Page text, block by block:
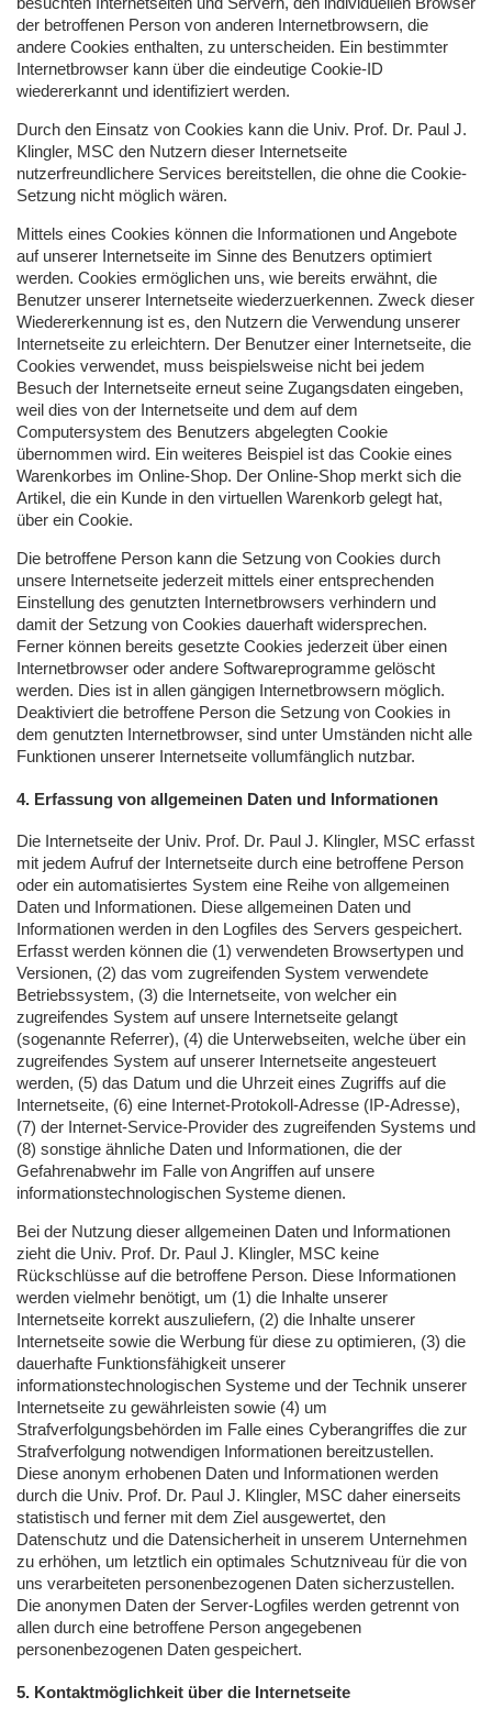
der betroffenen Person von anderen Internetbrowsern, die
andere Cookies enthalten, zu unterscheiden. Ein bestimmter
Internetbrowser kann über die eindeutige Cookie-ID
wiedererkannt und identifiziert werden.
Durch den Einsatz von Cookies kann die Univ. Prof. Dr. Paul J.
Klingler, MSC den Nutzern dieser Internetseite
nutzerfreundlichere Services bereitstellen, die ohne die Cookie-
Setzung nicht möglich wären.
Mittels eines Cookies können die Informationen und Angebote
auf unserer Internetseite im Sinne des Benutzers optimiert
werden. Cookies ermöglichen uns, wie bereits erwähnt, die
Benutzer unserer Internetseite wiederzuerkennen. Zweck dieser
Wiedererkennung ist es, den Nutzern die Verwendung unserer
Internetseite zu erleichtern. Der Benutzer einer Internetseite, die
Cookies verwendet, muss beispielsweise nicht bei jedem
Besuch der Internetseite erneut seine Zugangsdaten eingeben,
weil dies von der Internetseite und dem auf dem
Computersystem des Benutzers abgelegten Cookie
übernommen wird. Ein weiteres Beispiel ist das Cookie eines
Warenkorbes im Online-Shop. Der Online-Shop merkt sich die
Artikel, die ein Kunde in den virtuellen Warenkorb gelegt hat,
über ein Cookie.
Die betroffene Person kann die Setzung von Cookies durch
unsere Internetseite jederzeit mittels einer entsprechenden
Einstellung des genutzten Internetbrowsers verhindern und
damit der Setzung von Cookies dauerhaft widersprechen.
Ferner können bereits gesetzte Cookies jederzeit über einen
Internetbrowser oder andere Softwareprogramme gelöscht
werden. Dies ist in allen gängigen Internetbrowsern möglich.
Deaktiviert die betroffene Person die Setzung von Cookies in
dem genutzten Internetbrowser, sind unter Umständen nicht alle
Funktionen unserer Internetseite vollumfänglich nutzbar.
4. Erfassung von allgemeinen Daten und Informationen
Die Internetseite der Univ. Prof. Dr. Paul J. Klingler, MSC erfasst
mit jedem Aufruf der Internetseite durch eine betroffene Person
oder ein automatisiertes System eine Reihe von allgemeinen
Daten und Informationen. Diese allgemeinen Daten und
Informationen werden in den Logfiles des Servers gespeichert.
Erfasst werden können die (1) verwendeten Browsertypen und
Versionen, (2) das vom zugreifenden System verwendete
Betriebssystem, (3) die Internetseite, von welcher ein
zugreifendes System auf unsere Internetseite gelangt
(sogenannte Referrer), (4) die Unterwebseiten, welche über ein
zugreifendes System auf unserer Internetseite angesteuert
werden, (5) das Datum und die Uhrzeit eines Zugriffs auf die
Internetseite, (6) eine Internet-Protokoll-Adresse (IP-Adresse),
(7) der Internet-Service-Provider des zugreifenden Systems und
(8) sonstige ähnliche Daten und Informationen, die der
Gefahrenabwehr im Falle von Angriffen auf unsere
informationstechnologischen Systeme dienen.
Bei der Nutzung dieser allgemeinen Daten und Informationen
zieht die Univ. Prof. Dr. Paul J. Klingler, MSC keine
Rückschlüsse auf die betroffene Person. Diese Informationen
werden vielmehr benötigt, um (1) die Inhalte unserer
Internetseite korrekt auszuliefern, (2) die Inhalte unserer
Internetseite sowie die Werbung für diese zu optimieren, (3) die
dauerhafte Funktionsfähigkeit unserer
informationstechnologischen Systeme und der Technik unserer
Internetseite zu gewährleisten sowie (4) um
Strafverfolgungsbehörden im Falle eines Cyberangriffes die zur
Strafverfolgung notwendigen Informationen bereitzustellen.
Diese anonym erhobenen Daten und Informationen werden
durch die Univ. Prof. Dr. Paul J. Klingler, MSC daher einerseits
statistisch und ferner mit dem Ziel ausgewertet, den
Datenschutz und die Datensicherheit in unserem Unternehmen
zu erhöhen, um letztlich ein optimales Schutzniveau für die von
uns verarbeiteten personenbezogenen Daten sicherzustellen.
Die anonymen Daten der Server-Logfiles werden getrennt von
allen durch eine betroffene Person angegebenen
personenbezogenen Daten gespeichert.
5. Kontaktmöglichkeit über die Internetseite